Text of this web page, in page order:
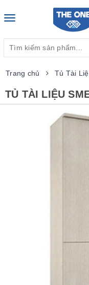
Toggle
Trang chủ Tủ Tài
TỦ TÀI LIỆU